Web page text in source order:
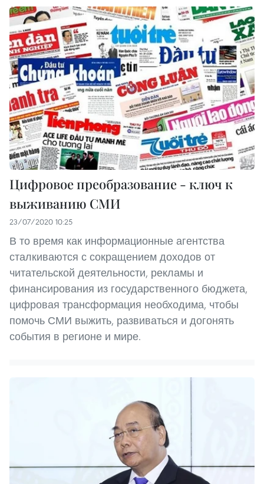
Цифровое преобразование - ключ к
выживанию СМИ
23/07/2020 10:25
В то время как информационные агентства
сталкиваются с сокращением доходов от
читательской деятельности, рекламы и
финансирования из государственного бюджета,
цифровая трансформация необходима, чтобы
помочь СМИ выжить, развиваться и догонять
события в регионе и мире.